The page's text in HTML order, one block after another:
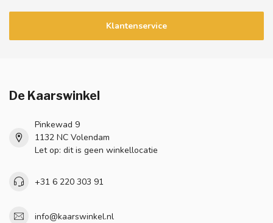
Klantenservice
De Kaarswinkel
Pinkewad 9
1132 NC Volendam
Let op: dit is geen winkellocatie
+31 6 220 303 91
info@kaarswinkel.nl